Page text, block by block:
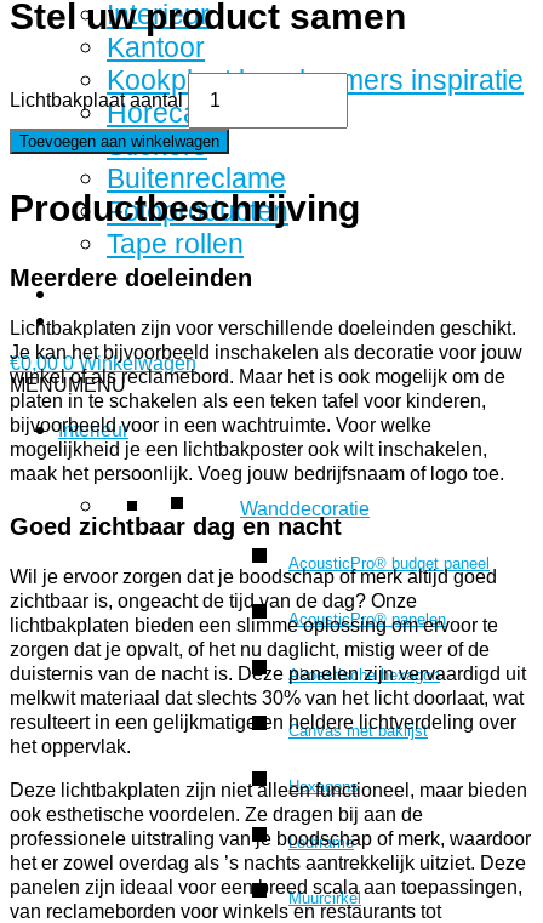
Interieur
Kantoor
Kookplaat beschermers inspiratie
Horeca
Stickers
Buitenreclame
Fotoproducten
Tape rollen
€0,00 0 Winkelwagen
MENUMENU
Interieur
Wanddecoratie
AcousticPro® budget paneel
AcousticPro® panelen
Akoestische hexagon
Canvas met baklijst
Hexagons
Ledframe
Muurcirkel
Stel uw product samen
Lichtbakplaat aantal
Toevoegen aan winkelwagen
Productbeschrijving
Meerdere doeleinden
Lichtbakplaten zijn voor verschillende doeleinden geschikt.
Je kan het bijvoorbeeld inschakelen als decoratie voor jouw
winkel of als reclamebord. Maar het is ook mogelijk om de
platen in te schakelen als een teken tafel voor kinderen,
bijvoorbeeld voor in een wachtruimte. Voor welke
mogelijkheid je een lichtbakposter ook wilt inschakelen,
maak het persoonlijk. Voeg jouw bedrijfsnaam of logo toe.
Goed zichtbaar dag en nacht
Wil je ervoor zorgen dat je boodschap of merk altijd goed
zichtbaar is, ongeacht de tijd van de dag? Onze
lichtbakplaten bieden een slimme oplossing om ervoor te
zorgen dat je opvalt, of het nu daglicht, mistig weer of de
duisternis van de nacht is. Deze panelen zijn vervaardigd uit
melkwit materiaal dat slechts 30% van het licht doorlaat, wat
resulteert in een gelijkmatige en heldere lichtverdeling over
het oppervlak.
Deze lichtbakplaten zijn niet alleen functioneel, maar bieden
ook esthetische voordelen. Ze dragen bij aan de
professionele uitstraling van je boodschap of merk, waardoor
het er zowel overdag als ’s nachts aantrekkelijk uitziet. Deze
panelen zijn ideaal voor een breed scala aan toepassingen,
van reclameborden voor winkels en restaurants tot